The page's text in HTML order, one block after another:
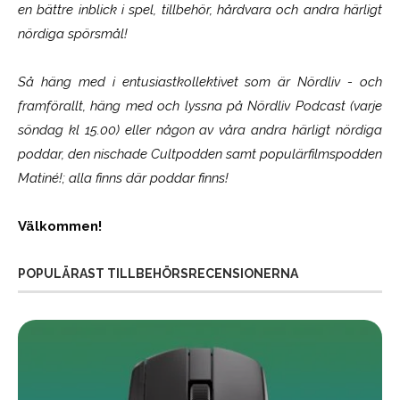
en bättre inblick i spel, tillbehör, hårdvara och andra härligt
nördiga spörsmål!
Så häng med i entusiastkollektivet som ärNördliv- och
framförallt, häng med och lyssna på Nördliv Podcast (varje
söndag kl 15.00) eller någon av våra andra härligt nördiga
poddar, den nischade Cultpodden samt populärfilmspodden
Matiné!; alla finns där poddar finns!
Välkommen!
POPULÄRAST TILLBEHÖRSRECENSIONERNA